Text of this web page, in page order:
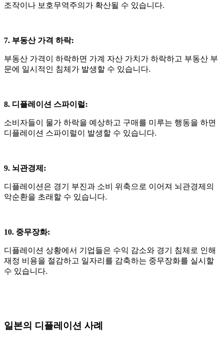
조작이나 보호무역주의가 확산될 수 있습니다.
7. 부동산 가격 하락:
부동산 가격이 하락하면 가계 자산 가치가 하락하고 부동산 부
문에 일시적인 침체가 발생할 수 있습니다.
8. 디플레이션 스파이럴 :
소비자들이 물가 하락을 예상하고 구매를 미루는 행동을 하면
디플레이션 스파이럴이 발생할 수 있습니다.
9. 뇌관경제 :
디플레이션은 경기 부진과 소비 위축으로 이어져 뇌관경제의
악순환을 초래할 수 있습니다.
10. 중무장화:
디플레이션 상황에서 기업들은 수익 감소와 경기 침체로 인해
재정 비용을 절감하고 일자리를 감축하는 중무장화를 실시할
수 있습니다.
일본의 디플레이션 사례